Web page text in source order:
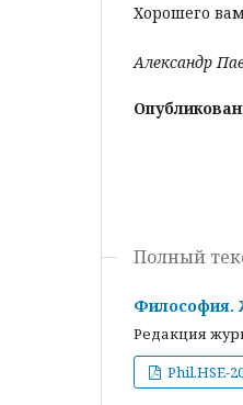
Хорошего
Александр
Полный
Философия.
Редакция
Phil.HSE-